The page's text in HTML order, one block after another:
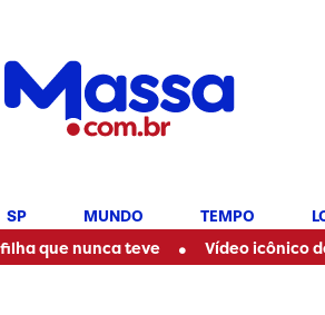
SP MUNDO TEMPO
teve • Vídeo icônico de Ratinho